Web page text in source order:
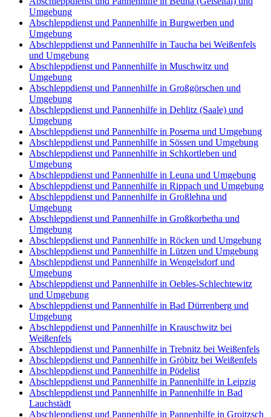
Umgebung
Abschleppdienst und Pannenhilfe in Burgwerben und
Umgebung
Abschleppdienst und Pannenhilfe in Taucha bei Weißenfels
und Umgebung
Abschleppdienst und Pannenhilfe in Muschwitz und
Umgebung
Abschleppdienst und Pannenhilfe in Großgörschen und
Umgebung
Abschleppdienst und Pannenhilfe in Dehlitz (Saale) und
Umgebung
Abschleppdienst und Pannenhilfe in Poserna und Umgebung
Abschleppdienst und Pannenhilfe in Sössen und Umgebung
Abschleppdienst und Pannenhilfe in Schkortleben und
Umgebung
Abschleppdienst und Pannenhilfe in Leuna und Umgebung
Abschleppdienst und Pannenhilfe in Rippach und Umgebung
Abschleppdienst und Pannenhilfe in Großlehna und
Umgebung
Abschleppdienst und Pannenhilfe in Großkorbetha und
Umgebung
Abschleppdienst und Pannenhilfe in Röcken und Umgebung
Abschleppdienst und Pannenhilfe in Lützen und Umgebung
Abschleppdienst und Pannenhilfe in Wengelsdorf und
Umgebung
Abschleppdienst und Pannenhilfe in Oebles-Schlechtewitz
und Umgebung
Abschleppdienst und Pannenhilfe in Bad Dürrenberg und
Umgebung
Abschleppdienst und Pannenhilfe in Krauschwitz bei
Weißenfels
Abschleppdienst und Pannenhilfe in Trebnitz bei Weißenfels
Abschleppdienst und Pannenhilfe in Gröbitz bei Weißenfels
Abschleppdienst und Pannenhilfe in Pödelist
Abschleppdienst und Pannenhilfe in Pannenhilfe in Leipzig
Abschleppdienst und Pannenhilfe in Pannenhilfe in Bad
Lauchstädt
Abschleppdienst und Pannenhilfe in Pannenhilfe in Groitzsch